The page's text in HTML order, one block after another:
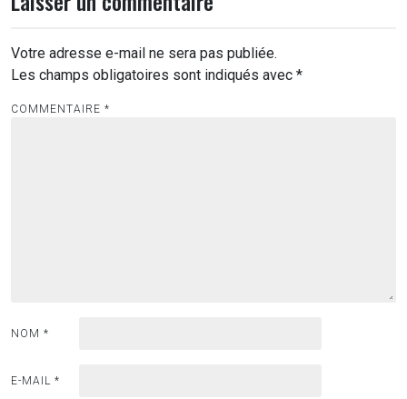
Votre adresse e-mail ne sera pas publiée.
Les champs obligatoires sont indiqués avec *
COMMENTAIRE *
NOM *
E-MAIL *